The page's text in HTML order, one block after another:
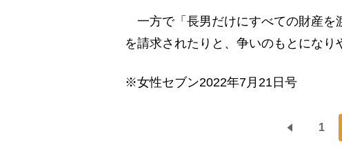
一方で「長男だけにすべての財産を
を請求されたりと、争いのもとになり
※女性セブン2022年7月21日号
1